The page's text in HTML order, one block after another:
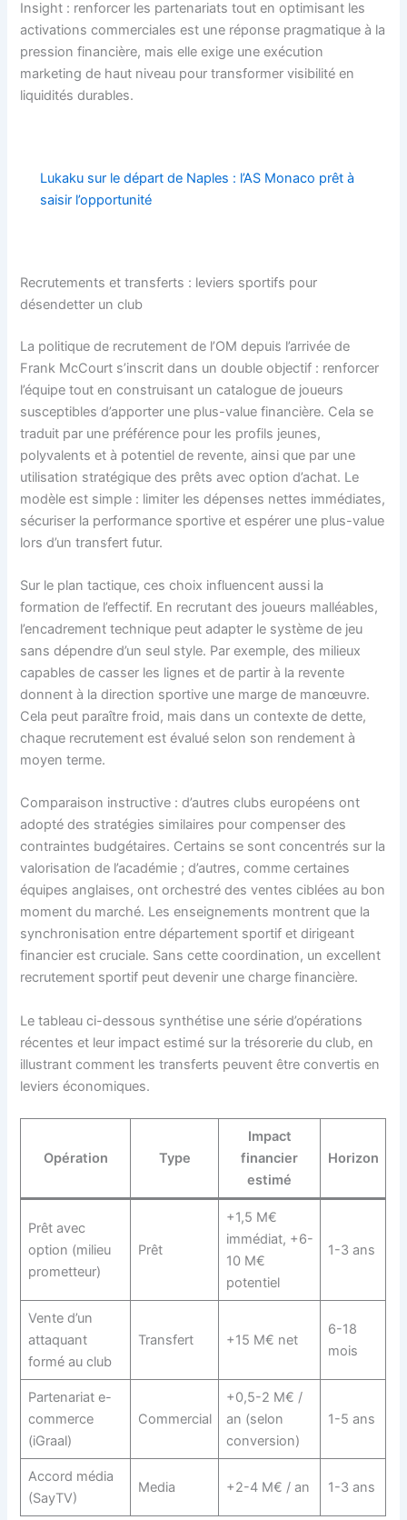
Insight : renforcer les partenariats tout en optimisant les
activations commerciales est une réponse pragmatique à la
pression financière, mais elle exige une exécution
marketing de haut niveau pour transformer visibilité en
liquidités durables.
Lukaku sur le départ de Naples : l’AS Monaco prêt à
saisir l’opportunité
Recrutements et transferts : leviers sportifs pour
désendetter un club
La politique de recrutement de l’OM depuis l’arrivée de
Frank McCourt s’inscrit dans un double objectif : renforcer
l’équipe tout en construisant un catalogue de joueurs
susceptibles d’apporter une plus-value financière. Cela se
traduit par une préférence pour les profils jeunes,
polyvalents et à potentiel de revente, ainsi que par une
utilisation stratégique des prêts avec option d’achat. Le
modèle est simple : limiter les dépenses nettes immédiates,
sécuriser la performance sportive et espérer une plus-value
lors d’un transfert futur.
Sur le plan tactique, ces choix influencent aussi la
formation de l’effectif. En recrutant des joueurs malléables,
l’encadrement technique peut adapter le système de jeu
sans dépendre d’un seul style. Par exemple, des milieux
capables de casser les lignes et de partir à la revente
donnent à la direction sportive une marge de manœuvre.
Cela peut paraître froid, mais dans un contexte de dette,
chaque recrutement est évalué selon son rendement à
moyen terme.
Comparaison instructive : d’autres clubs européens ont
adopté des stratégies similaires pour compenser des
contraintes budgétaires. Certains se sont concentrés sur la
valorisation de l’académie ; d’autres, comme certaines
équipes anglaises, ont orchestré des ventes ciblées au bon
moment du marché. Les enseignements montrent que la
synchronisation entre département sportif et dirigeant
financier est cruciale. Sans cette coordination, un excellent
recrutement sportif peut devenir une charge financière.
Le tableau ci-dessous synthétise une série d’opérations
récentes et leur impact estimé sur la trésorerie du club, en
illustrant comment les transferts peuvent être convertis en
leviers économiques.
Opération Type
Impact
financier
estimé
Horizon
Prêt avec
option (milieu
prometteur)
Prêt
+1,5 M€
immédiat, +6-
10 M€
potentiel
1-3 ans
Vente d’un
attaquant
formé au club
Transfert +15 M€ net
6-18
mois
Partenariat e-
commerce
(iGraal)
Commercial
+0,5-2 M€ /
an (selon
conversion)
1-5 ans
Accord média
(SayTV)
Media +2-4 M€ / an 1-3 ans